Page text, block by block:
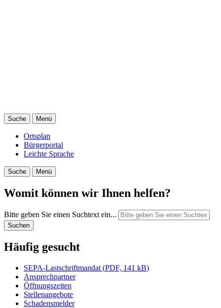
Suche Menü
Ortsplan
Bürgerportal
Leichte Sprache
Suche Menü
Womit können wir Ihnen helfen?
Bitte geben Sie einen Suchtext ein...
Suchen
Häufig gesucht
SEPA-Lastschriftmandat (PDF, 141 kB)
Ansprechpartner
Öffnungszeiten
Stellenangebote
Schadensmelder